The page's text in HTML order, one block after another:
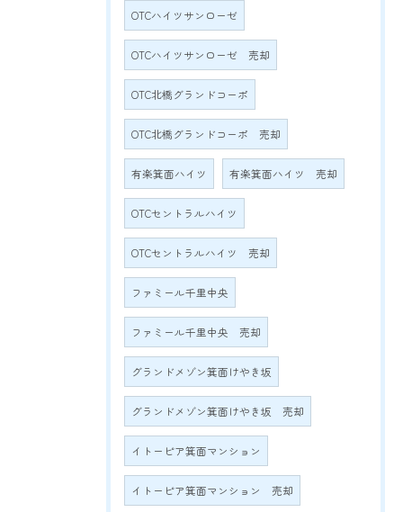
OTCハイツサンローゼ
OTCハイツサンローゼ 売却
OTC北橋グランドコーポ
OTC北橋グランドコーポ 売却
有楽箕面ハイツ 有楽箕面ハイツ 売却
OTCセントラルハイツ
OTCセントラルハイツ 売却
ファミール千里中央
ファミール千里中央 売却
グランドメゾン箕面けやき坂
グランドメゾン箕面けやき坂 売却
イトーピア箕面マンション
イトーピア箕面マンション 売却